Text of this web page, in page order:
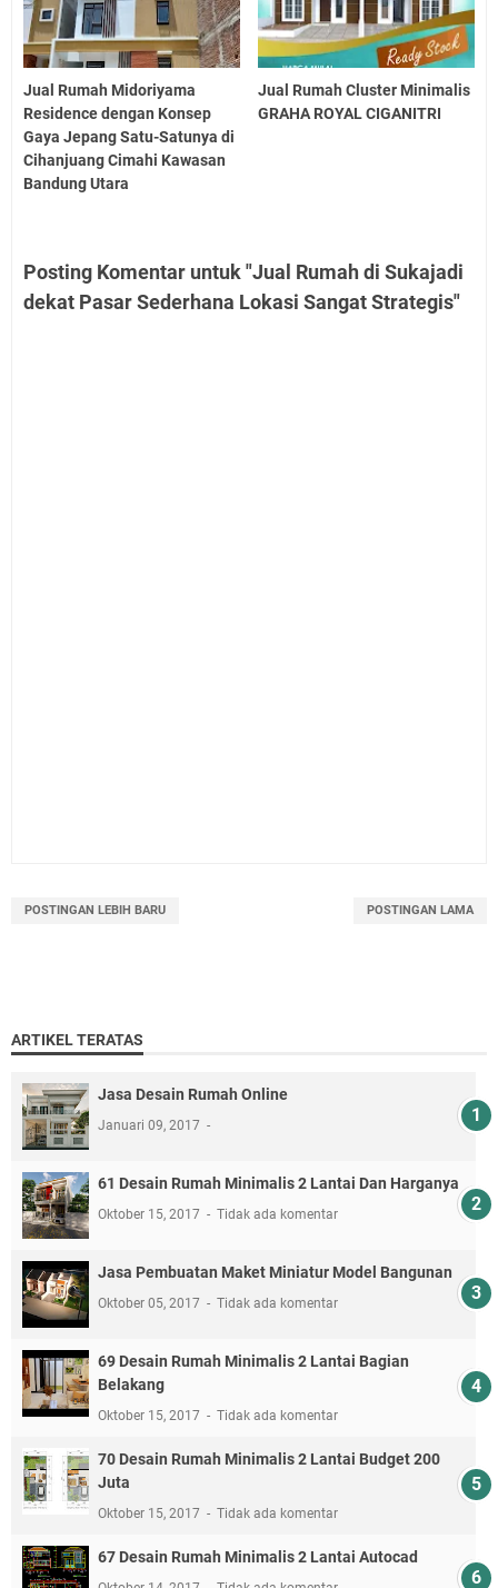
Jual Rumah Midoriyama
Residence dengan Konsep
Gaya Jepang Satu-Satunya di
Cihanjuang Cimahi Kawasan
Bandung Utara
Jual Rumah Cluster Minimalis
GRAHA ROYAL CIGANITRI
Posting Komentar untuk "Jual Rumah di Sukajadi
dekat Pasar Sederhana Lokasi Sangat Strategis"
POSTINGAN LEBIH BARU POSTINGAN LAMA
ARTIKEL TERATAS
Jasa Desain Rumah Online
Januari 09, 2017
61 Desain Rumah Minimalis 2 Lantai Dan Harganya
Oktober 15, 2017 Tidak ada komentar
Jasa Pembuatan Maket Miniatur Model Bangunan
Oktober 05, 2017 Tidak ada komentar
69 Desain Rumah Minimalis 2 Lantai Bagian
Belakang
Oktober 15, 2017 Tidak ada komentar
70 Desain Rumah Minimalis 2 Lantai Budget 200
Juta
Oktober 15, 2017 Tidak ada komentar
67 Desain Rumah Minimalis 2 Lantai Autocad